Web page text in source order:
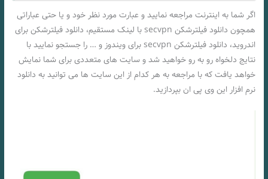
اگر شما به اینترنت مراجعه نمایید و عبارت مورد نظر خود و یا حتی عباراتی
همچون دانلود فیلترشکن secvpn با لینک مستقیم، دانلود فیلترشکن برای
اندروید، دانلود فیلترشکن secvpn برای ویندوز و … را جستجو نمایید با
نتایج دلخواه رو به رو خواهید شد و سایت های متعددی برای شما نمایش
خواهد یافت که با مراجعه به هر کدام از این سایت ها می توانید به دانلود
نرم افزار این وی پی ان بپردازید.